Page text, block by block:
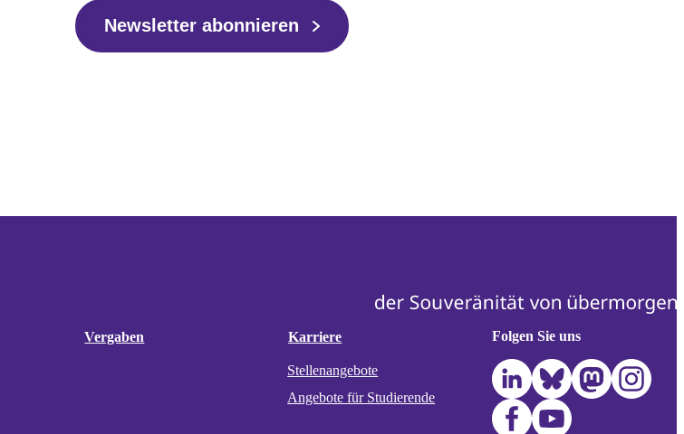
Newsletter abonnieren
Vergaben Karriere
Stellenangebote
Angebote für Studierende
Folgen Sie uns